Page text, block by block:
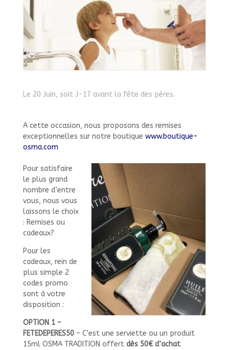
Le 20 Juin, soit J-17 avant la fête des pères.
A cette occasion, nous proposons des remises
exceptionnelles sur notre boutique www.boutique-
osma.com
Pour satisfaire
le plus grand
nombre d’entre
vous, nous vous
laissons le choix
: Remises ou
cadeaux?
Pour les
cadeaux, rein de
plus simple 2
codes promo
sont à votre
disposition :
OPTION 1 –
FETEDEPERES50 – C’est une serviette ou un produit
15ml OSMA TRADITION offert dès 50€ d’achat